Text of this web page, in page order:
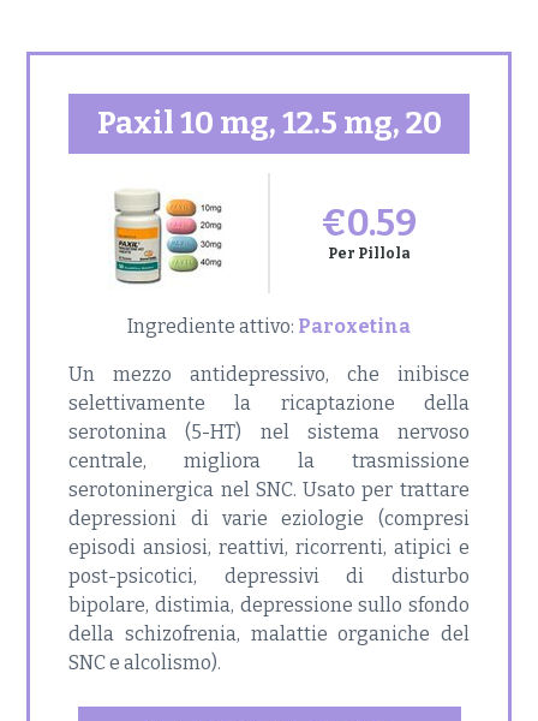
Paxil 10 mg, 12.5 mg, 20
mg, 30 mg, 40 mg
€0.59
Per Pillola
Ingrediente attivo: Paroxetina
Un mezzo antidepressivo, che inibisce
selettivamente la ricaptazione della
serotonina (5-HT) nel sistema nervoso
centrale, migliora la trasmissione
serotoninergica nel SNC. Usato per trattare
depressioni di varie eziologie (compresi
episodi ansiosi, reattivi, ricorrenti, atipici e
post-psicotici, depressivi di disturbo
bipolare, distimia, depressione sullo sfondo
della schizofrenia, malattie organiche del
SNC e alcolismo).